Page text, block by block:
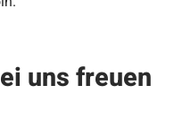
uns freuen